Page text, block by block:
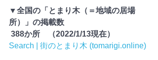
▼全国の「とまり木（＝地域の居場
所）」の掲載数
388か所　（2022/1/13現在）
Search | 街のとまり木 (tomarigi.online)